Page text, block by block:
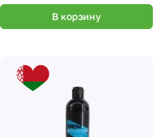
В корзину